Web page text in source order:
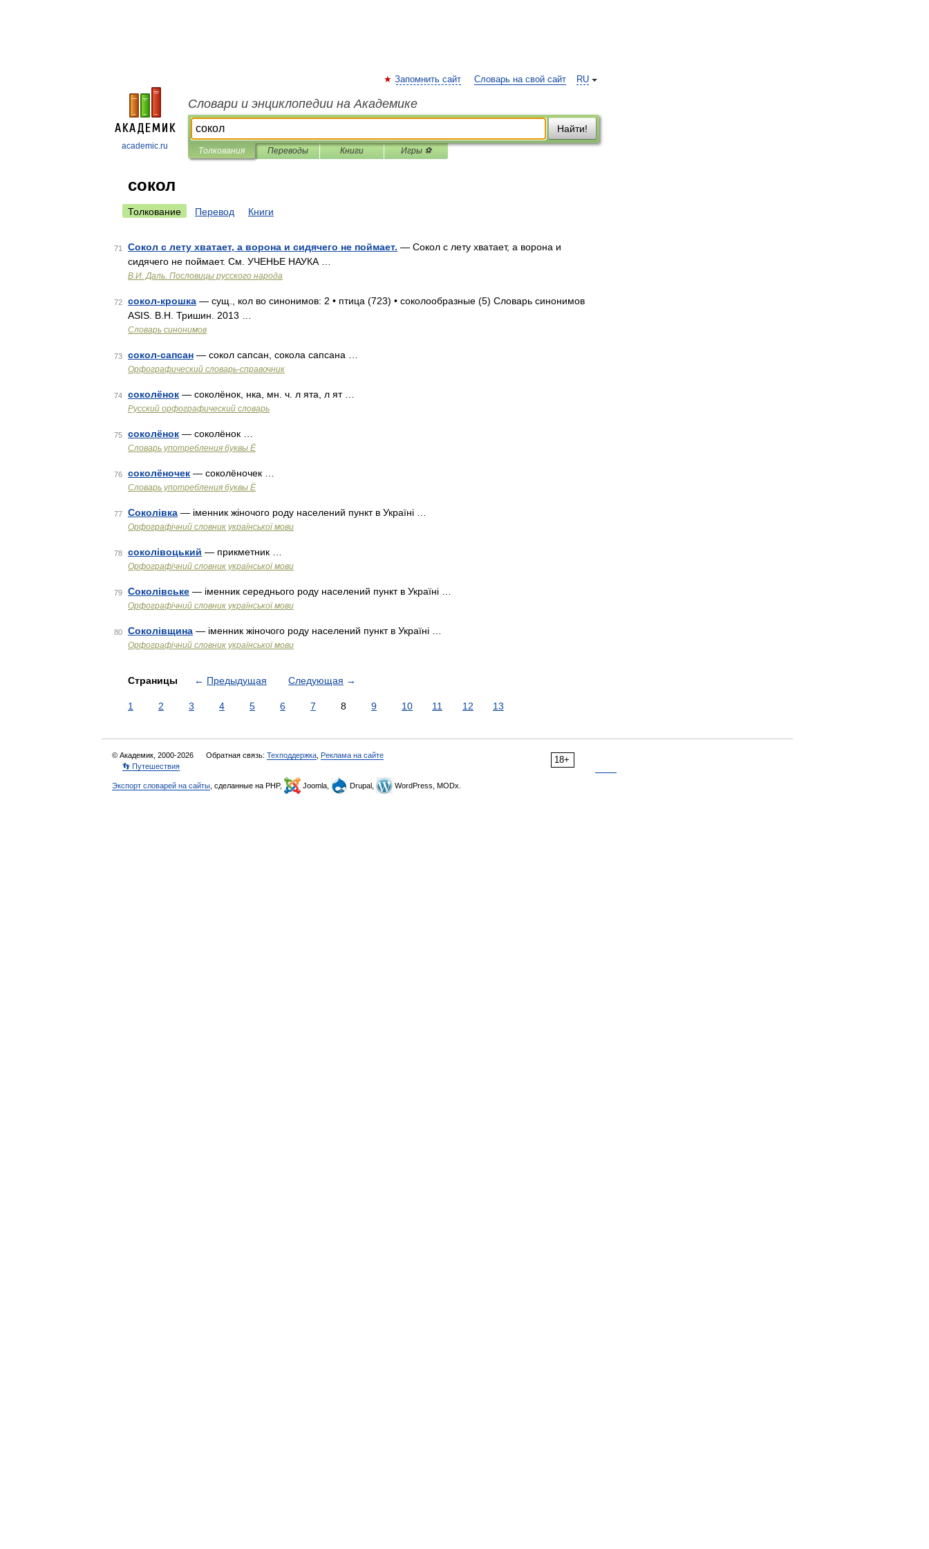
academic.ru
RU
Запомнить сайт Словарь на свой сайт
Словари и энциклопедии на Академике
Найти!
Толкования Переводы Книги Игры ⚽
сокол
Толкование Перевод Книги
71 Сокол с лету хватает, а ворона и сидячего не поймает. — Сокол с лету хватает, а ворона и
сидячего не поймает. См. УЧЕНЬЕ НАУКА …
В.И. Даль. Пословицы русского народа
72 сокол-крошка — сущ., кол во синонимов: 2 • птица (723) • соколообразные (5) Словарь синонимов
ASIS. В.Н. Тришин. 2013 …
Словарь синонимов
73 сокол-сапсан — сокол сапсан, сокола сапсана …
Орфографический словарь-справочник
74 соколёнок — соколёнок, нка, мн. ч. л ята, л ят …
Русский орфографический словарь
75 соколёнок — соколёнок …
Словарь употребления буквы Ё
76 соколёночек — соколёночек …
Словарь употребления буквы Ё
77 Соколівка — іменник жіночого роду населений пункт в Україні …
Орфографічний словник української мови
78 соколівоцький — прикметник …
Орфографічний словник української мови
79 Соколівське — іменник середнього роду населений пункт в Україні …
Орфографічний словник української мови
80 Соколівщина — іменник жіночого роду населений пункт в Україні …
Орфографічний словник української мови
Страницы ← Предыдущая Следующая →
1 2 3 4 5 6 7 8 9 10 11 12 13
18+
© Академик, 2000-2026 Обратная связь: Техподдержка Реклама на сайте
👣 Путешествия
Экспорт словарей на сайты , сделанные на PHP, Joomla, Drupal, WordPress, MODx.